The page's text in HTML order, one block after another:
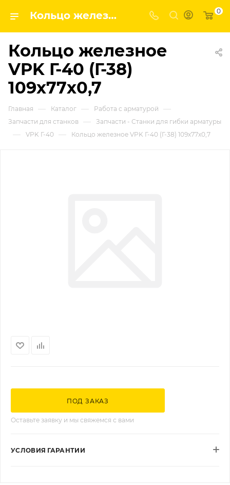
Кольцо железное VPK Г-40 (Г-38) 109х77х0,7 | Завод строительных и промышленных механизмов VPK 0
Кольцо железное
VPK Г-40 (Г-38)
109х77х0,7
Главная — Каталог — Работа с арматурой —
Запчасти для станков — Запчасти - Станки для гибки арматуры
— VPK Г-40 — Кольцо железное VPK Г-40 (Г-38) 109х77х0,7
ПОД ЗАКАЗ
Оставьте заявку и мы свяжемся с вами
УСЛОВИЯ ГАРАНТИИ